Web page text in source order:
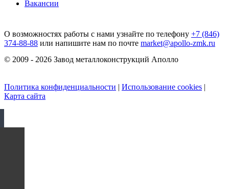
Вакансии
О возможностях работы с нами узнайте по телефону +7 (846)
374-88-88 или напишите нам по почте market@apollo-zmk.ru
© 2009 - 2026 Завод металлоконструкций Аполло
Политика конфиденциальности Использование cookies
Карта сайта